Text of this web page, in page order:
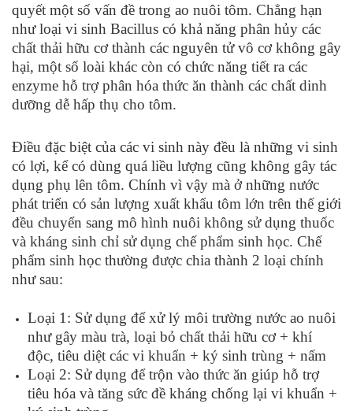
quyết một số vấn đề trong ao nuôi tôm. Chẳng hạn
như loại vi sinh Bacillus có khả năng phân hủy các
chất thải hữu cơ thành các nguyên tử vô cơ không gây
hại, một số loài khác còn có chức năng tiết ra các
enzyme hỗ trợ phân hóa thức ăn thành các chất dinh
dưỡng dễ hấp thụ cho tôm.
Điều đặc biệt của các vi sinh này đều là những vi sinh
có lợi, kể có dùng quá liều lượng cũng không gây tác
dụng phụ lên tôm. Chính vì vậy mà ở những nước
phát triển có sản lượng xuất khẩu tôm lớn trên thế giới
đều chuyển sang mô hình nuôi không sử dụng thuốc
và kháng sinh chỉ sử dụng chế phẩm sinh học. Chế
phẩm sinh học thường được chia thành 2 loại chính
như sau:
Loại 1: Sử dụng để xử lý môi trường nước ao nuôi
như gây màu trà, loại bỏ chất thải hữu cơ + khí
độc, tiêu diệt các vi khuẩn + ký sinh trùng + nấm
Loại 2: Sử dụng để trộn vào thức ăn giúp hỗ trợ
tiêu hóa và tăng sức đề kháng chống lại vi khuẩn +